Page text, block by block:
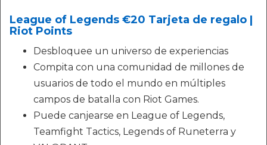
League of Legends €20 Tarjeta de regalo |
Riot Points
Desbloquee un universo de experiencias
Compita con una comunidad de millones de
usuarios de todo el mundo en múltiples
campos de batalla con Riot Games.
Puede canjearse en League of Legends,
Teamfight Tactics, Legends of Runeterra y